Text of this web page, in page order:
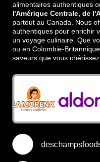
alimentaires authentiques
l'Amérique Centrale, de
partout au Canada. Nous
authentiques pour enrichir
un voyage culinaire. Que
ou en Colombie-
saveurs que vous chérissez.